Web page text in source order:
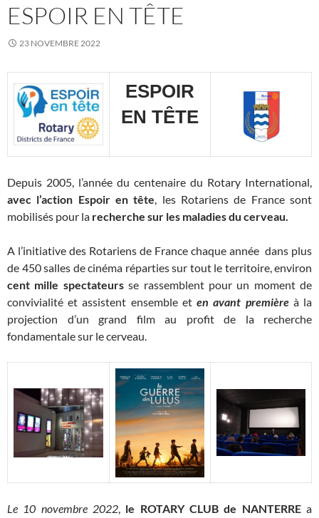
ESPOIR EN TÊTE
23 NOVEMBRE 2022
ESPOIR
EN TȆTE
Depuis 2005, l’année du centenaire du Rotary International,
avec l’action Espoir en tête, les Rotariens de France sont
mobilisés pour la recherche sur les maladies du cerveau.
A l’initiative des Rotariens de France chaque année dans plus
de 450 salles de cinéma réparties sur tout le territoire, environ
cent mille spectateursse rassemblent pour un moment de
convivialité et assistent ensemble eten avant premièreà la
projection d’un grand film au profit de la recherche
fondamentale sur le cerveau.
Le 10 novembre 2022, le ROTARY CLUB de NANTERREa